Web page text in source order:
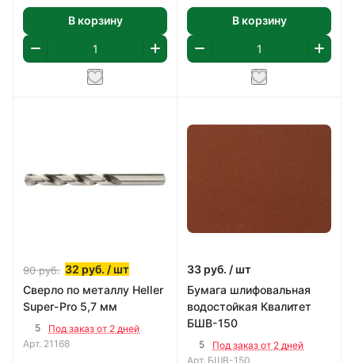
В корзину В корзину
90руб. 32 руб. / шт
Сверло по металлу Heller
Super-Pro 5,7 мм
5
Под заказ от 2 дней
Арт. 21168
33 руб. / шт
Бумага шлифовальная
водостойкая Квалитет
БШВ-150
5
Под заказ от 2 дней
Арт. БШВ-150